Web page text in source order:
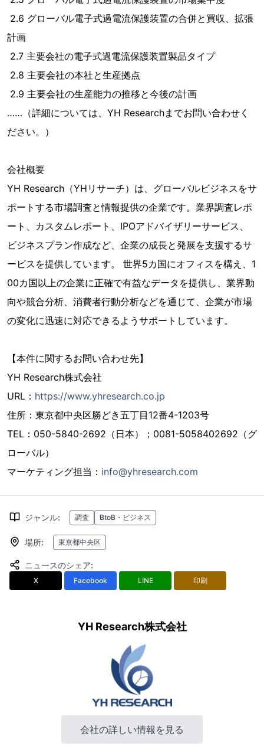
2.6 グローバル電子式過電流保護装置の合併と買収、拡張
計画
2.7 主要会社の電子式過電流保護装置製品タイプ
2.8 主要会社の本社と生産拠点
2.9 主要会社の生産能力の推移と今後の計画
……（詳細については、YH Researchまでお問い合わせく
ださい。）
会社概要
YH Research（YHリサーチ）は、グローバルビジネスをサ
ポートする市場調査と情報提供の企業です。業界調査レポ
ート、カスタムレポート、IPOアドバイザリーサービス、
ビジネスプラン作成など、企業の成長と発展を支援するサ
ービスを提供しています。 世界5カ国にオフィスを構え、1
00カ国以上の企業に正確で有益なデータを提供し、業界動
向や競合分析、消費者行動分析などを通じて、企業が市場
の変化に迅速に対応できるようサポートしています。
【本件に関するお問い合わせ先】
YH Research株式会社
URL： https://www.yhresearch.co.jp
住所：東京都中央区勝どき五丁目12番4-1203号
TEL：050-5840-2692（日本）；0081-5058402692（グ
ローバル）
マーケティング担当： info@yhresearch.com
ジャンル: 調査 BtoB・ビジネス
場所: 東京都中央区
ニュースのシェア:
X Facebook LINE 印刷
YH Research株式会社
会社の詳しい情報を見る